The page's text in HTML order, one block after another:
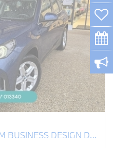
(U11) X1 SDRIVE 18I 136CH M BUSINESS DESIGN DKG7